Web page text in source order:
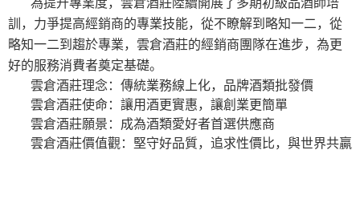
為提升專業度，雲倉酒莊陸續開展了多期初級品酒師培
訓，力爭提高經銷商的專業技能，從不瞭解到略知一二，從
略知一二到趨於專業，雲倉酒莊的經銷商團隊在進步，為更
好的服務消費者奠定基礎。
雲倉酒莊理念：傳統業務線上化，品牌酒類批發價
雲倉酒莊使命：讓用酒更實惠，讓創業更簡單
雲倉酒莊願景：成為酒類愛好者首選供應商
雲倉酒莊價值觀：堅守好品質，追求性價比，與世界共贏